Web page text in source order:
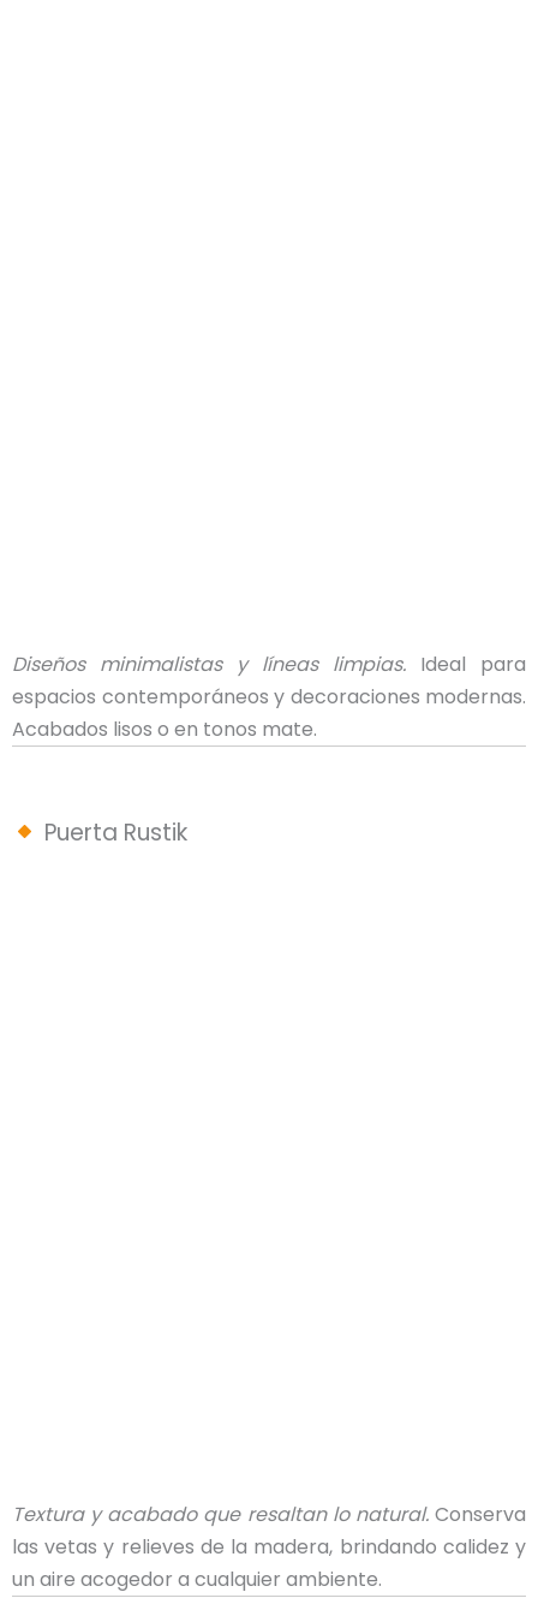
Diseños minimalistas y líneas limpias. Ideal para
espacios contemporáneos y decoraciones modernas.
Acabados lisos o en tonos mate.
Puerta Rustik
Textura y acabado que resaltan lo natural. Conserva
las vetas y relieves de la madera, brindando calidez y
un aire acogedor a cualquier ambiente.